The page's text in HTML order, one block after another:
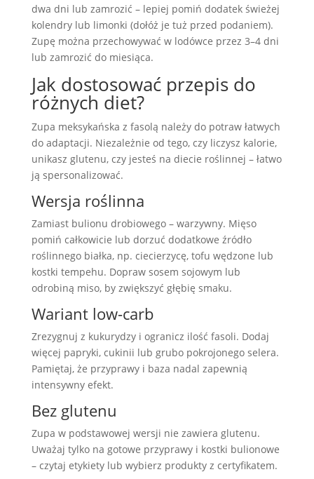
dwa dni lub zamrozić – lepiej pomiń dodatek świeżej
kolendry lub limonki (dołóż je tuż przed podaniem).
Zupę można przechowywać w lodówce przez 3–4 dni
lub zamrozić do miesiąca.
Jak dostosować przepis do
różnych diet?
Zupa meksykańska z fasolą należy do potraw łatwych
do adaptacji. Niezależnie od tego, czy liczysz kalorie,
unikasz glutenu, czy jesteś na diecie roślinnej – łatwo
ją spersonalizować.
Wersja roślinna
Zamiast bulionu drobiowego – warzywny. Mięso
pomiń całkowicie lub dorzuć dodatkowe źródło
roślinnego białka, np. ciecierzycę, tofu wędzone lub
kostki tempehu. Dopraw sosem sojowym lub
odrobiną miso, by zwiększyć głębię smaku.
Wariant low-carb
Zrezygnuj z kukurydzy i ogranicz ilość fasoli. Dodaj
więcej papryki, cukinii lub grubo pokrojonego selera.
Pamiętaj, że przyprawy i baza nadal zapewnią
intensywny efekt.
Bez glutenu
Zupa w podstawowej wersji nie zawiera glutenu.
Uważaj tylko na gotowe przyprawy i kostki bulionowe
– czytaj etykiety lub wybierz produkty z certyfikatem.